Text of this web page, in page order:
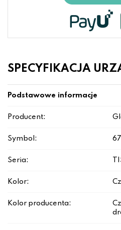
SPECYFIKACJA
Podstawowe informacje
Producent:
Symbol:
Seria:
Kolor:
Kolor producenta: